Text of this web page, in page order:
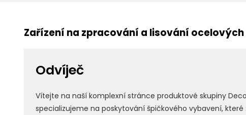
Zařízení na zpracování a lisování
Odvíječ
Vítejte na naší komplexní stránce produktové skupiny
specializujeme na poskytování špičkového vybavení,